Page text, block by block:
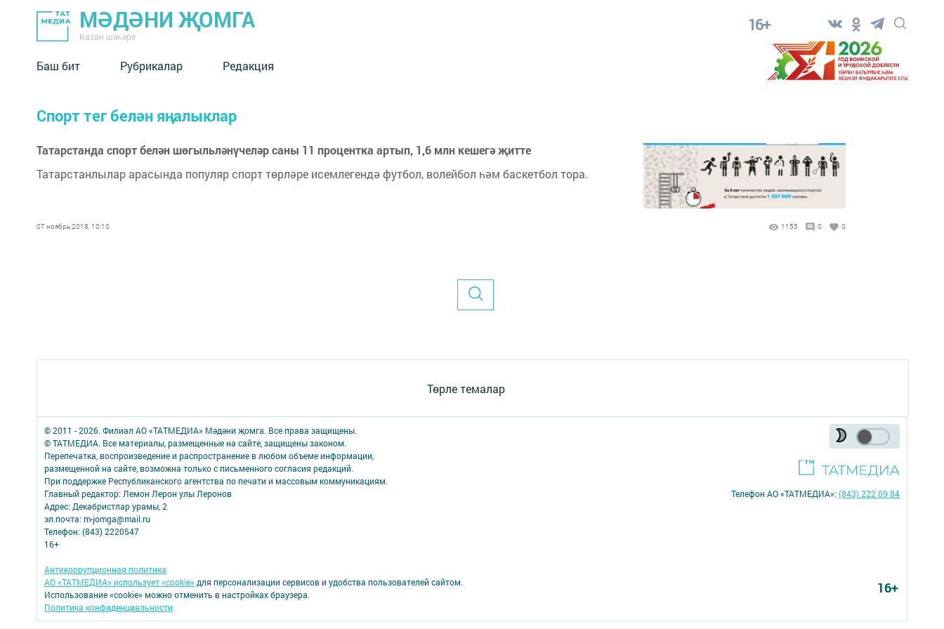
МӘДӘНИ ҖОМГА
Казан шәһәре
16+
Баш бит Рубрикалар Редакция
Спорт тег белән яңалыклар
Татарстанда спорт белән шөгыльләнүчеләр саны 11 процентка артып, 1,6 млн кешегә җитте
Татарстанлылар арасында популяр спорт төрләре исемлегендә футбол, волейбол һәм баскетбол тора.
07 ноябрь 2018, 10:10 1155 0 0
Төрле темалар
© 2011 - 2026. Филиал АО «ТАТМЕДИА» Мәдәни җомга. Все права защищены.
© ТАТМЕДИА. Все материалы, размещенные на сайте, защищены законом.
Перепечатка, воспроизведение и распространение в любом объеме информации,
размещенной на сайте, возможна только с письменного согласия редакций.
При поддержке Республиканского агентства по печати и массовым коммуникациям.
Главный редактор: Лемон Лерон улы Леронов
Адрес: Декабристлар урамы, 2
эл.почта: m-jomga@mail.ru
Телефон: (843) 2220547
16+
Антикоррупционная политика
АО «ТАТМЕДИА» использует «cookie» для персонализации сервисов и удобства пользователей сайтом.
Использование «cookie» можно отменить в настройках браузера.
Политика конфиденциальности
Телефон АО «ТАТМЕДИА»:(843) 222 09 84
16+